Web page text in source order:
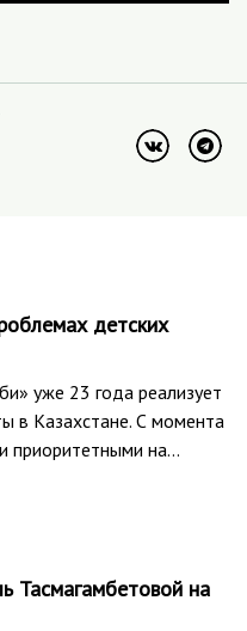
детских
уже 23 года реализует
в Казахстане. С момента
приоритетными на…
Тасмагамбетовой на